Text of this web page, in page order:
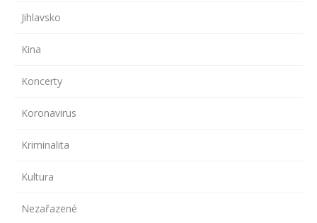
Jihlavsko
Kina
Koncerty
Koronavirus
Kriminalita
Kultura
Nezařazené